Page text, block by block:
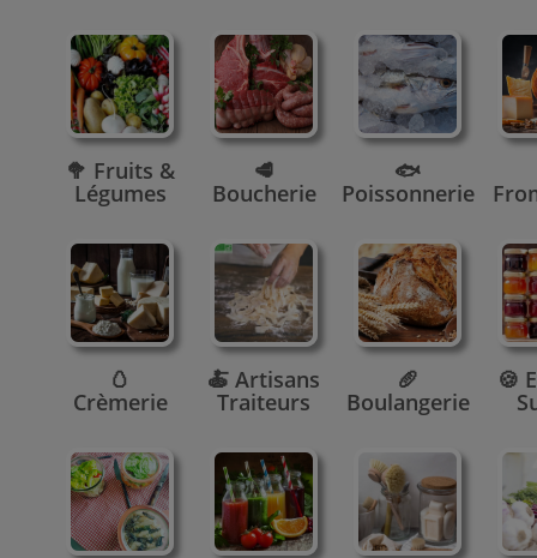
🥦 Fruits &
Légumes
🥩
Boucherie
🐟
Poissonnerie
🥚
Crèmerie
🍝 Artisans
Traiteurs
🥖
Boulangerie
🍪